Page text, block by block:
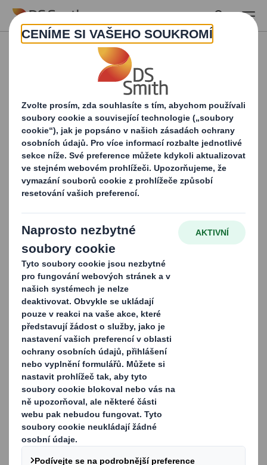
Skip to main content
Vyplňte formulář a
stáhněte si zprávu Home
caRe
V této publikaci se dočtete více o 4 možnostech balení,
které vám pomohou na cestě k udržitelnějším a
oběhovým obalům a přinesou vašim
hodnotu.
Objevte všechny úspěšné
příběhy společnosti DS
Smith